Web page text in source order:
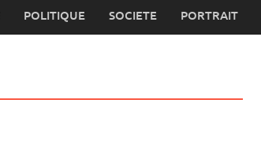
POLITIQUE SOCIETE PORTRAIT